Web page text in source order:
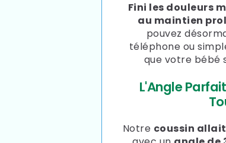
Fini les douleurs
au maintien
pouvez
téléphone ou
que votre bébé
L'Angle
Notre coussin